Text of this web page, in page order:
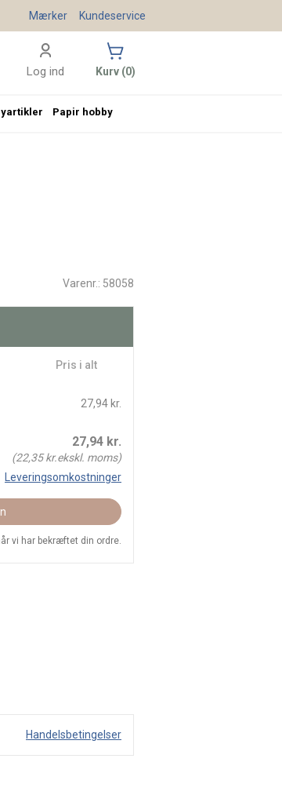
Varenr.: 58058
Pris i alt
27,94 kr.
27,94kr.
(22,35kr.ekskl. moms)
Leveringsomkostninger
vi har bekræftet din ordre.
Handelsbetingelser
Kundeservice
Mærker
Log ind Kurv (0)
Papir hobby